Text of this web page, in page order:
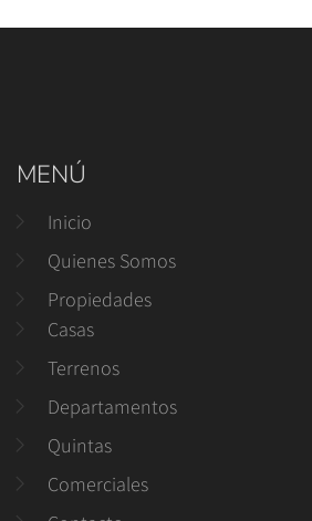
MENÚ
Inicio
Quienes Somos
Propiedades
Casas
Terrenos
Departamentos
Quintas
Comerciales